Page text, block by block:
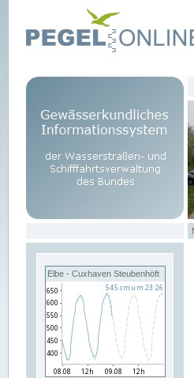
Elbe - Cuxhaven Steubenhöft